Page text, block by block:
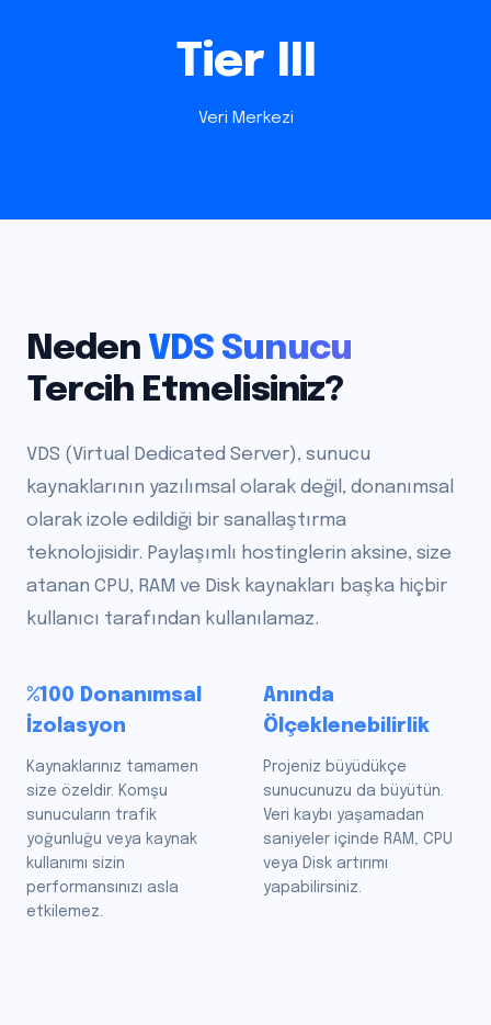
Tier III
Veri Merkezi
Neden VDS Sunucu
Tercih Etmelisiniz?
VDS (Virtual Dedicated Server), sunucu
kaynaklarının yazılımsal olarak değil, donanımsal
olarak izole edildiği bir sanallaştırma
teknolojisidir. Paylaşımlı hostinglerin aksine, size
atanan CPU, RAM ve Disk kaynakları başka hiçbir
kullanıcı tarafından kullanılamaz.
%100 Donanımsal
İzolasyon
Kaynaklarınız tamamen
size özeldir. Komşu
sunucuların trafik
yoğunluğu veya kaynak
kullanımı sizin
performansınızı asla
etkilemez.
Anında
Ölçeklenebilirlik
Projeniz büyüdükçe
sunucunuzu da büyütün.
Veri kaybı yaşamadan
saniyeler içinde RAM, CPU
veya Disk artırımı
yapabilirsiniz.